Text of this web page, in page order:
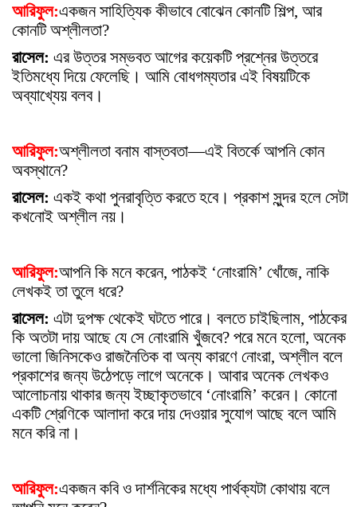
আরিফুল:একজন সাহিত্যিক কীভাবে বোঝেন কোনটি শিল্প, আর
কোনটি অশ্লীলতা?
রাসেল: এর উত্তর সম্ভবত আগের কয়েকটি প্রশ্নের উত্তরে
ইতিমধ্যে দিয়ে ফেলেছি। আমি বোধগম্যতার এই বিষয়টিকে
অব্যাখ্যেয় বলব।
আরিফুল:অশ্লীলতা বনাম বাস্তবতা—এই বিতর্কে আপনি কোন
অবস্থানে?
রাসেল: একই কথা পুনরাবৃত্তি করতে হবে। প্রকাশ সুন্দর হলে সেটা
কখনোই অশ্লীল নয়।
আরিফুল:আপনি কি মনে করেন, পাঠকই ‘নোংরামি’ খোঁজে, নাকি
লেখকই তা তুলে ধরে?
রাসেল: এটা দুপক্ষ থেকেই ঘটতে পারে। বলতে চাইছিলাম, পাঠকের
কি অতটা দায় আছে যে সে নোংরামি খুঁজবে? পরে মনে হলো, অনেক
ভালো জিনিসকেও রাজনৈতিক বা অন্য কারণে নোংরা, অশ্লীল বলে
প্রকাশের জন্য উঠেপড়ে লাগে অনেকে। আবার অনেক লেখকও
আলোচনায় থাকার জন্য ইচ্ছাকৃতভাবে ‘নোংরামি’ করেন। কোনো
একটি শ্রেণিকে আলাদা করে দায় দেওয়ার সুযোগ আছে বলে আমি
মনে করি না।
আরিফুল:একজন কবি ও দার্শনিকের মধ্যে পার্থক্যটা কোথায় বলে